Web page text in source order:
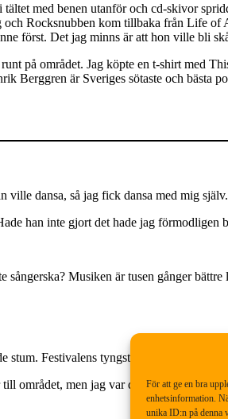
För att ge en bra
enhetsinformation.
unika ID:n på denna
med benen utanför och cd-skivor
Rocksnubben kom tillbaka från Life
först. Det jag minns är att hon ville bli
på området. Jag köpte en t-shirt med
är Sveriges sötaste och bästa
ville dansa, så jag fick dansa med mig själv.
han inte gjort det hade jag förmodligen
Musiken är tusen gånger bättre
Festivalens tyngsta konsert?
området, men jag var den enda som